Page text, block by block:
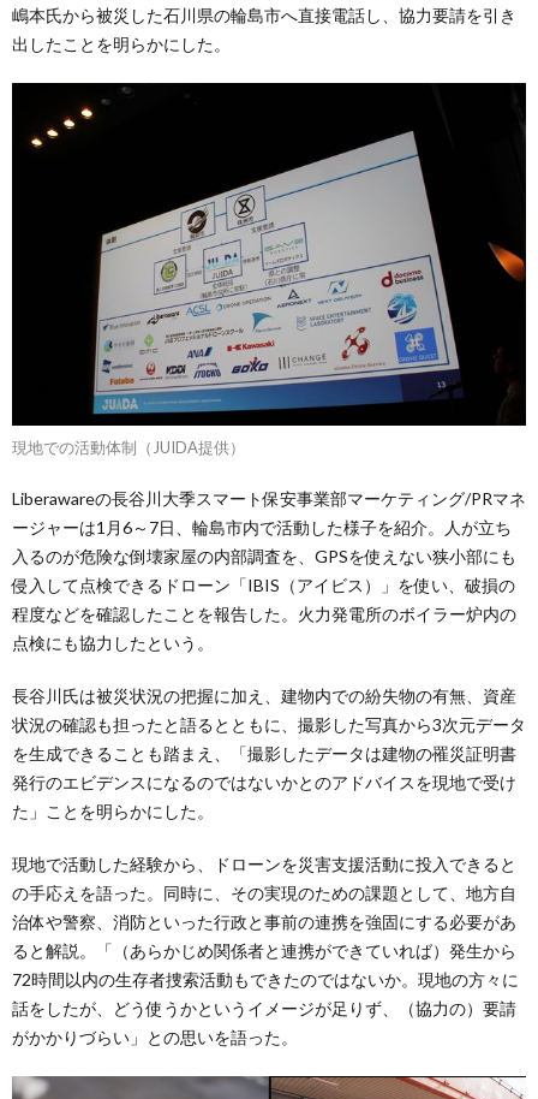
嶋本氏から被災した石川県の輪島市へ直接電話し、協力要請を引き
出したことを明らかにした。
現地での活動体制（JUIDA提供）
Liberawareの長谷川大季スマート保安事業部マーケティング/PRマネ
ージャーは1月6～7日、輪島市内で活動した様子を紹介。人が立ち
入るのが危険な倒壊家屋の内部調査を、GPSを使えない狭小部にも
侵入して点検できるドローン「IBIS（アイビス）」を使い、破損の
程度などを確認したことを報告した。火力発電所のボイラー炉内の
点検にも協力したという。
長谷川氏は被災状況の把握に加え、建物内での紛失物の有無、資産
状況の確認も担ったと語るとともに、撮影した写真から3次元データ
を生成できることも踏まえ、「撮影したデータは建物の罹災証明書
発行のエビデンスになるのではないかとのアドバイスを現地で受け
た」ことを明らかにした。
現地で活動した経験から、ドローンを災害支援活動に投入できると
の手応えを語った。同時に、その実現のための課題として、地方自
治体や警察、消防といった行政と事前の連携を強固にする必要があ
ると解説。「（あらかじめ関係者と連携ができていれば）発生から
72時間以内の生存者捜索活動もできたのではないか。現地の方々に
話をしたが、どう使うかというイメージが足りず、（協力の）要請
がかかりづらい」との思いを語った。